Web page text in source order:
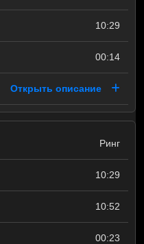
10:29
00:14
Открыть описание
Ринг
10:29
10:52
00:23